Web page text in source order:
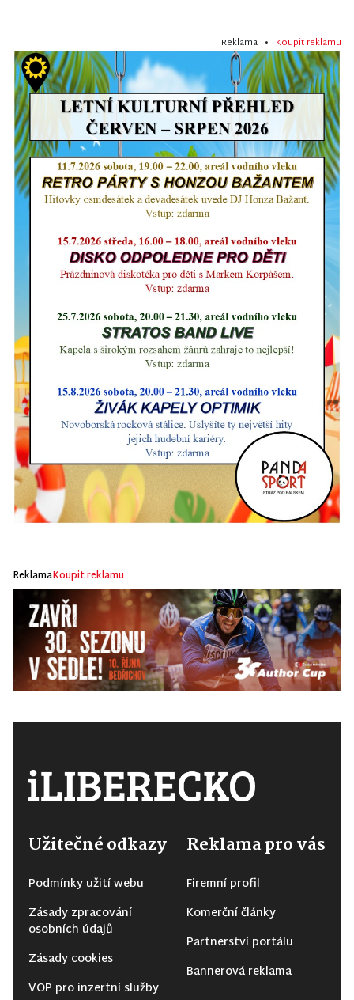
Reklama • Koupit reklamu
ReklamaKoupit reklamu
Užitečné odkazy
Podmínky užití webu
Zásady zpracování
osobních údajů
Zásady cookies
VOP pro inzertní služby
Reklama pro vás
Firemní profil
Komerční články
Partnerství portálu
Bannerová reklama